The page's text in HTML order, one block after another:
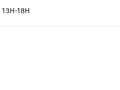
13H-18H